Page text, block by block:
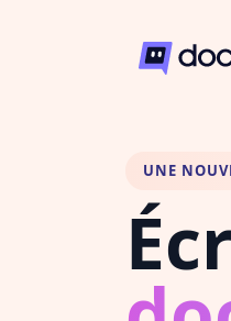
UNE